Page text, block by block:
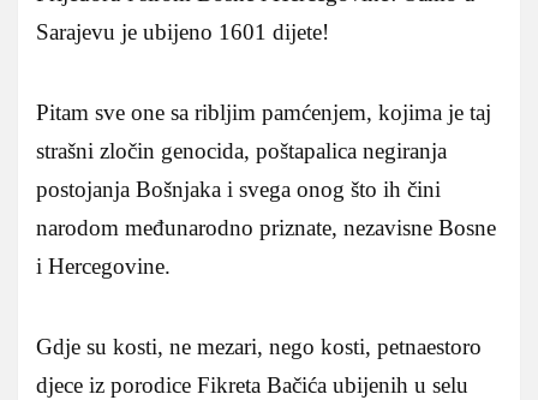
Sarajevu je ubijeno 1601 dijete!
Pitam sve one sa ribljim pamćenjem, kojima je taj
strašni zločin genocida, poštapalica negiranja
postojanja Bošnjaka i svega onog što ih čini
narodom međunarodno priznate, nezavisne Bosne
i Hercegovine.
Gdje su kosti, ne mezari, nego kosti, petnaestoro
djece iz porodice Fikreta Bačića ubijenih u selu